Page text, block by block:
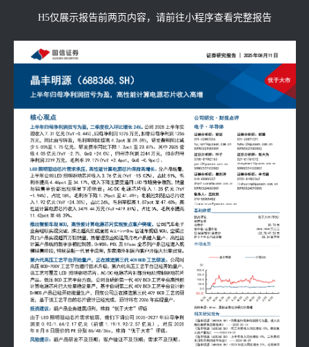
H5仅展示报告前两页内容，请前往小程序查看完整报告